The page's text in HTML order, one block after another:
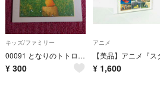
キッズ/ファミリー
00091 となりのトトロ／α波オルゴール
¥ 300
アニメ
¥ 1,600